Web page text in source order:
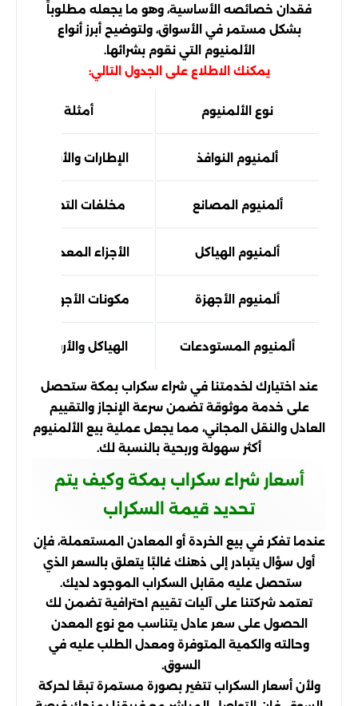
فقدان خصائصه الأساسية، وهو ما يجعله مطلوباً
بشكل مستمر في الأسواق، ولتوضيح أبرز أنواع
الألمنيوم التي نقوم بشرائها.
يمكنك الاطلاع على الجدول التالي:
نوع الألمنيوم أمثلة شائعة
ألمنيوم النوافذ الإطارات والأبواب
ألمنيوم المصانع مخلفات التصنيع
ألمنيوم الهياكل الأجزاء المعدنية
ألمنيوم الأجهزة مكونات الأجهزة
ألمنيوم المستودعات الهياكل والأرفف
عند اختيارك لخدمتنا في شراء سكراب بمكة ستحصل
على خدمة موثوقة تضمن سرعة الإنجاز والتقييم
العادل والنقل المجاني، مما يجعل عملية بيع الألمنيوم
أكثر سهولة وربحية بالنسبة لك.
أسعار شراء سكراب بمكة وكيف يتم
تحديد قيمة السكراب
عندما تفكر في بيع الخردة أو المعادن المستعملة، فإن
أول سؤال يتبادر إلى ذهنك غالبًا يتعلق بالسعر الذي
ستحصل عليه مقابل السكراب الموجود لديك.
تعتمد شركتنا على آليات تقييم احترافية تضمن لك
الحصول على سعر عادل يتناسب مع نوع المعدن
وحالته والكمية المتوفرة ومعدل الطلب عليه في
السوق.
ولأن أسعار السكراب تتغير بصورة مستمرة تبعًا لحركة